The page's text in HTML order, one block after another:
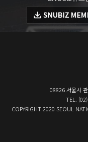
08826 서울시
TEL.
COPYRIGHT 2020 SEOUL